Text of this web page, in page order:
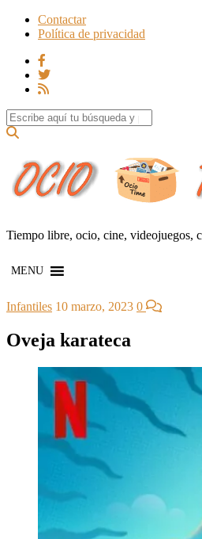
Contactar
Política de privacidad
Search for:
Tiempo libre, ocio, cine, videojuegos,
MENU
Infantiles 10 marzo, 2023 0
Oveja karateca